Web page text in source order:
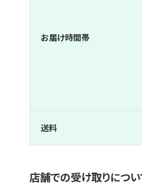
お届け時間帯
送料
店舗での受け取りについ